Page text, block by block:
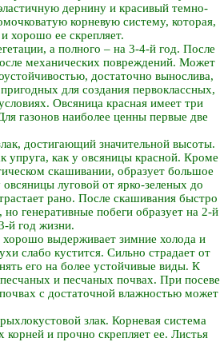
дернину и красивый темно-
корневую систему, которая,
хорошо ее скрепляет.
а полного – на 3-4-й год. После
механических повреждений. Может
достаточно вынослива,
для создания первоклассных,
Овсяница красная имеет три
газонов наиболее ценны первые две
достигающий значительной высоты.
упруга, как у овсяницы красной. Кроме
скашивании, образует большое
луговой от ярко-зеленых до
рано. После скашивания быстро
генеративные побеги образует на 2-й
й год жизни.
выдерживает зимние холода и
слабо кустится. Сильно страдает от
его на более устойчивые виды. К
и песчаных почвах. При посеве
с достаточной влажностью может
злак. Корневая система
и прочно скрепляет ее. Листья